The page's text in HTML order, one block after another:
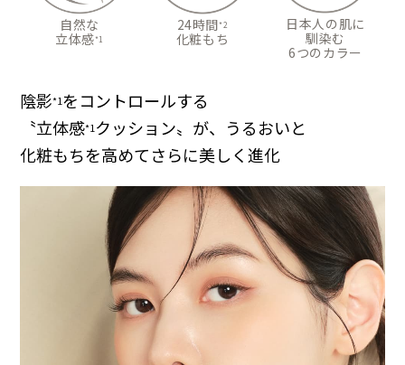
自然な
立体感*1
24時間*2
化粧もち
日本人の肌に
馴染む
6つのカラー
陰影*1をコントロールする
〝立体感*1 クッション〟が、うるおいと
化粧もちを高めてさらに美しく進化